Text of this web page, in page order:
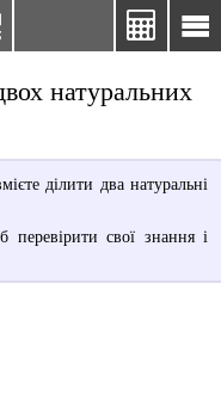


натуральних
ділити два натуральні
перевірити свої знання і